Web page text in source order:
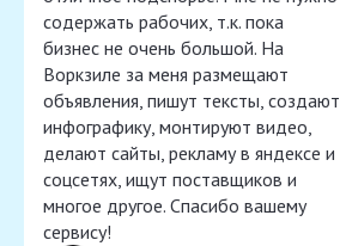
содержать рабочих, т.к. пока
бизнес не очень большой. На
Воркзиле за меня размещают
объявления, пишут тексты, создают
инфографику, монтируют видео,
делают сайты, рекламу в яндексе и
соцсетях, ищут поставщиков и
многое другое. Спасибо вашему
сервису!